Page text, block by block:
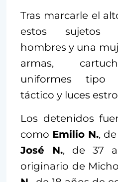
Tras marcarle el
estos sujetos
hombres y una
armas,
uniformes tipo
táctico y luces
Los detenidos
como Emilio N.,
José N., de 37
originario de